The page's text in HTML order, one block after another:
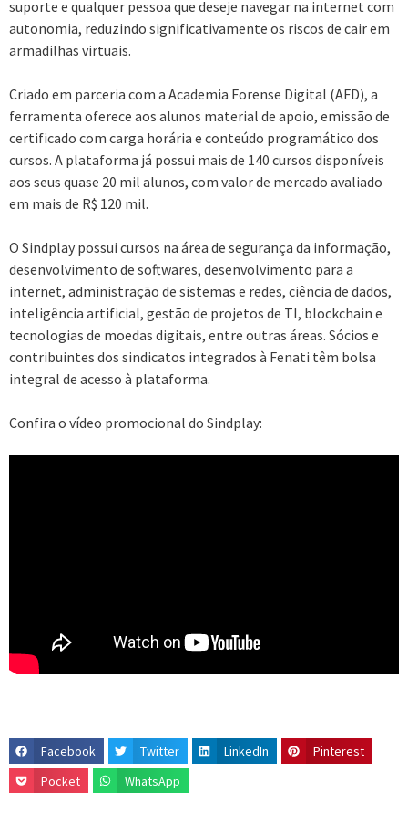
suporte e qualquer pessoa que deseje navegar na internet com
autonomia, reduzindo significativamente os riscos de cair em
armadilhas virtuais.
Criado em parceria com a Academia Forense Digital (AFD), a
ferramenta oferece aos alunos material de apoio, emissão de
certificado com carga horária e conteúdo programático dos
cursos. A plataforma já possui mais de 140 cursos disponíveis
aos seus quase 20 mil alunos, com valor de mercado avaliado
em mais de R$ 120 mil.
O Sindplay possui cursos na área de segurança da informação,
desenvolvimento de softwares, desenvolvimento para a
internet, administração de sistemas e redes, ciência de dados,
inteligência artificial, gestão de projetos de TI, blockchain e
tecnologias de moedas digitais, entre outras áreas. Sócios e
contribuintes dos sindicatos integrados à Fenati têm bolsa
integral de acesso à plataforma.
Confira o vídeo promocional do Sindplay:
Facebook Twitter LinkedIn
Pinterest
Pocket
WhatsApp